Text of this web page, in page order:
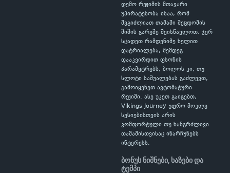
დემო რეჟიმის მთავარი
უპირატესობა ისაა, რომ
შეგიძლიათ თამაში შეცდომის
შიშის გარეშე შეისწავლოთ. ჯერ
სცადეთ რამდენიმე ხელით
დატრიალება, შემდეგ
დააკვირდით ფსონის
პარამეტრებს, ბოლოს კი, თუ
სლოტი საშუალებას გაძლევთ,
გამოიყენეთ ავტომატური
რეჟიმი. ასე უკეთ გაიგებთ,
Vikings Journey უფრო მოკლე
სესიებისთვის არის
კომფორტული თუ ხანგრძლივი
თამაშისთვისაც ინარჩუნებს
ინტერესს.
ბონუს ნიშნები, ხაზები და
ტემპი